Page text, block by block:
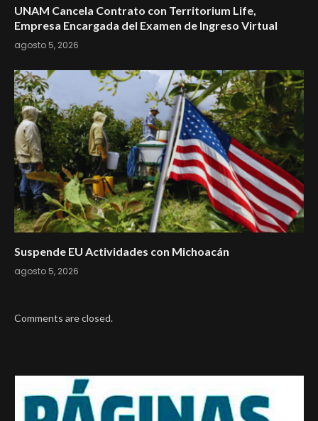
UNAM Cancela Contrato con Territorium Life,
Empresa Encargada del Examen de Ingreso Virtual
agosto 5, 2026
Suspende EU Actividades con Michoacán
agosto 5, 2026
Comments are closed.